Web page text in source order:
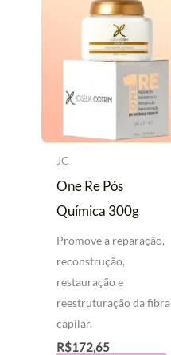
JC
One Re Pós
Química 300g
Promove a reparação,
reconstrução,
restauração e
reestruturação da fibra
capilar.
R$172,65